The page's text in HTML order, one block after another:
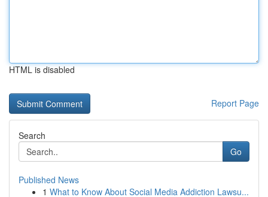
HTML is disabled
Report Page
Search
Go
Published News
1 What to Know About Social Media Addiction Lawsu...